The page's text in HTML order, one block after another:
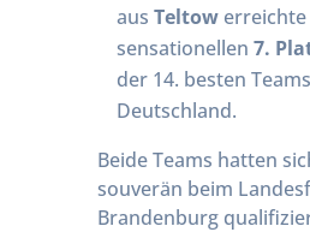
aus Teltowerreichte
sensationellen 7.
der 14. besten
Deutschland.
Beide Teams hatten
souverän beim
Brandenburg